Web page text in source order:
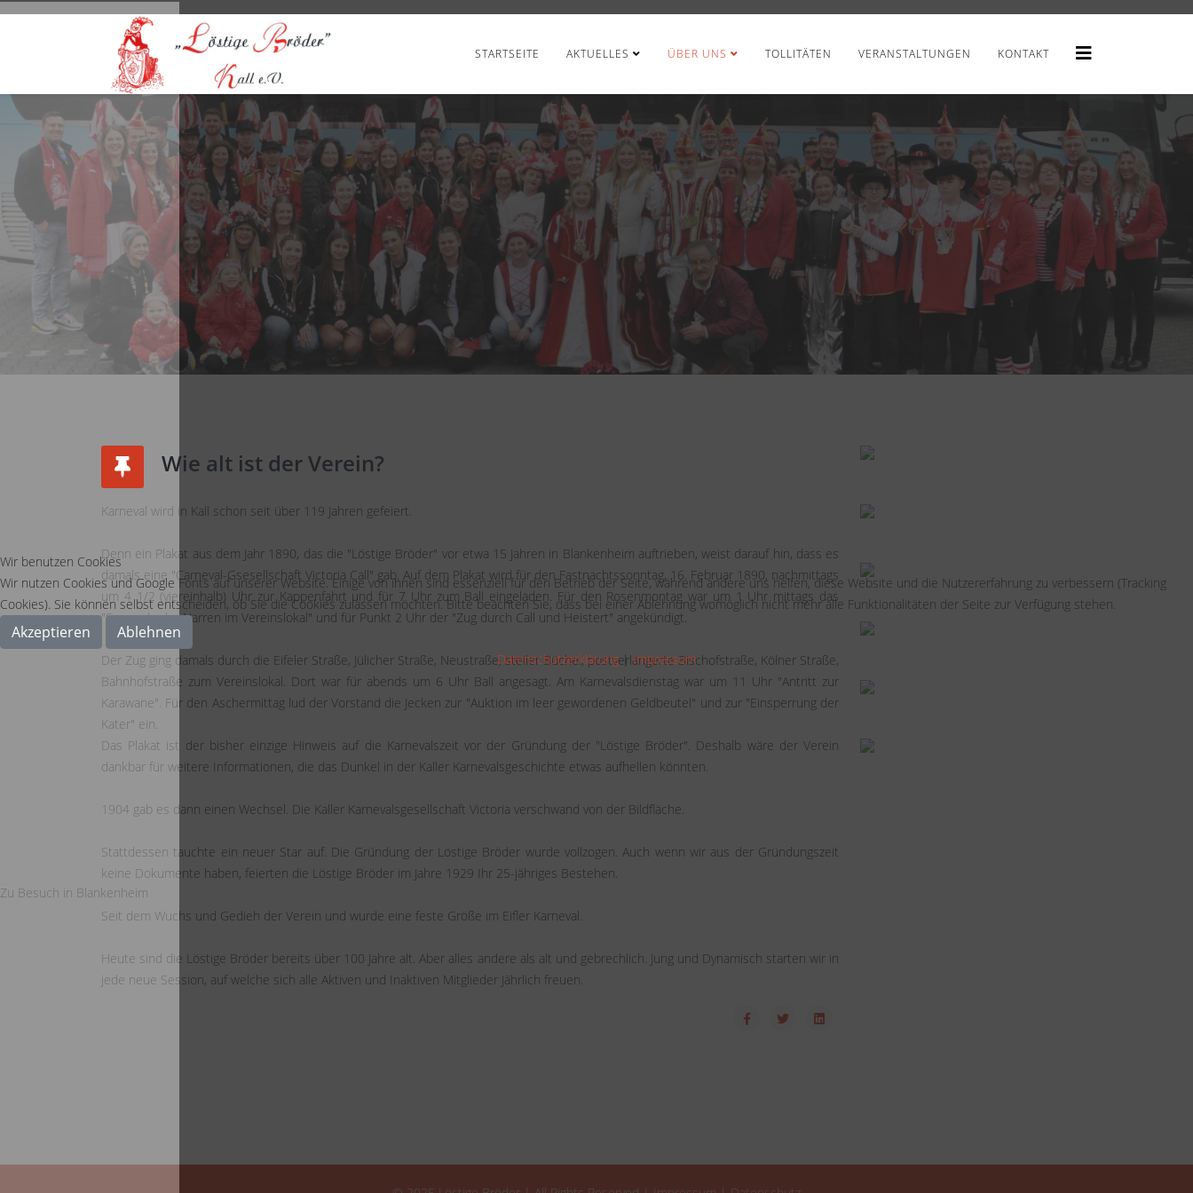
STARTSEITE AKTUELLES ÜBER UNS TOLLITÄTEN VERANSTALTUNGEN KONTAKT
Zu Besuch in Blankenheim
Wie alt ist der Verein?
Karneval wird in Kall schon seit über 119 Jahren gefeiert.
Denn ein Plakat aus dem Jahr 1890, das die "Löstige Bröder" vor etwa 15 Jahren in Blankenheim auftrieben, weist darauf hin, dass es
damals eine "Carneval-Gsesellschaft Victoria Call" gab. Auf dem Plakat wird für den Fastnachtssonntag, 16. Februar 1890, nachmittags
um 4 1/2 (viereinhalb) Uhr zur Kappenfahrt und für 7 Uhr zum Ball eingeladen. Für den Rosenmontag war um 1 Uhr mittags das
"Sammeln der Narren im Vereinslokal" und für Punkt 2 Uhr der "Zug durch Call und Heistert" angekündigt.
Der Zug ging damals durch die Eifeler Straße, Jülicher Straße, Neustraße, steiler Büchel, postverlängerte Bischofstraße, Kölner Straße,
Bahnhofstraße zum Vereinslokal. Dort war für abends um 6 Uhr Ball angesagt. Am Karnevalsdienstag war um 11 Uhr "Antritt zur
Karawane". Für den Aschermittag lud der Vorstand die Jecken zur "Auktion im leer gewordenen Geldbeutel" und zur "Einsperrung der
Kater" ein.
Das Plakat ist der bisher einzige Hinweis auf die Karnevalszeit vor der Gründung der "Löstige Bröder". Deshalb wäre der Verein
dankbar für weitere Informationen, die das Dunkel in der Kaller Karnevalsgeschichte etwas aufhellen könnten.
1904 gab es dann einen Wechsel. Die Kaller Karnevalsgesellschaft Victoria verschwand von der Bildfläche.
Stattdessen tauchte ein neuer Star auf. Die Gründung der Löstige Bröder wurde vollzogen. Auch wenn wir aus der Gründungszeit
keine Dokumente haben, feierten die Löstige Bröder im Jahre 1929 Ihr 25-jähriges Bestehen.
Seit dem Wuchs und Gedieh der Verein und wurde eine feste Größe im Eifler Karneval.
Heute sind die Löstige Bröder bereits über 100 Jahre alt. Aber alles andere als alt und gebrechlich. Jung und Dynamisch starten wir in
jede neue Session, auf welche sich alle Aktiven und Inaktiven Mitglieder Jährlich freuen.
Wir benutzen Cookies
Wir nutzen Cookies und Google Fonts auf unserer Website. Einige von ihnen sind essenziell für den Betrieb der Seite, während andere uns helfen, diese Website und die Nutzererfahrung zu verbessern (Tracking
Cookies). Sie können selbst entscheiden, ob Sie die Cookies zulassen möchten. Bitte beachten Sie, dass bei einer Ablehnung womöglich nicht mehr alle Funktionalitäten der Seite zur Verfügung stehen.
Akzeptieren Ablehnen
Datenschutzerklärung|Impressum